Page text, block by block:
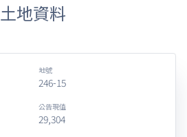
土地資料
地號
246-15
公告現值
29,304